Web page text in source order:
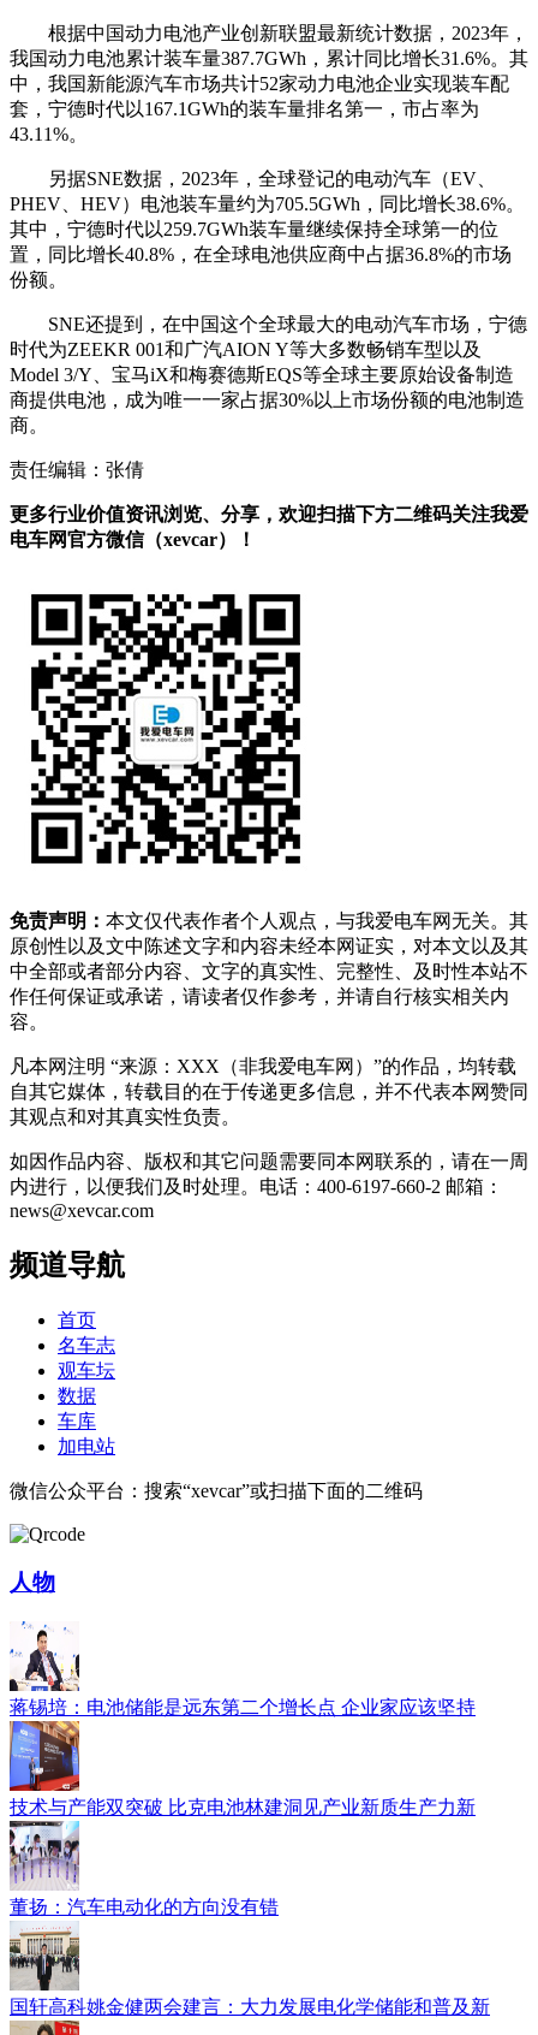
根据中国动力电池产业创新联盟最新统计数据，2023年，
我国动力电池累计装车量387.7GWh，累计同比增长31.6%。 其
中，我国新能源汽车市场共计52家动力电池企业实现装车配
套，宁德时代以167.1GWh的装车量排名第一，市占率为
43.11%。
另据SNE数据，2023年，全球登记的电动汽车（EV、
PHEV、HEV）电池装车量约为705.5GWh，同比增长38.6%。
其中，宁德时代以259.7GWh装车量继续保持全球第一的位
置，同比增长40.8%，在全球电池供应商中占据36.8%的市场
份额。
SNE还提到，在中国这个全球最大的电动汽车市场，宁德
时代为ZEEKR 001和广汽AION Y等大多数畅销车型以及
Model 3/Y、宝马iX和梅赛德斯EQS等全球主要原始设备制造
商提供电池，成为唯一一家占据30%以上市场份额的电池制造
商。
责任编辑：张倩
更多行业价值资讯浏览、分享，欢迎扫描下方二维码关注我爱
电车网官方微信（xevcar）！
免责声明： 本文仅代表作者个人观点，与我爱电车网无关。其
原创性以及文中陈述文字和内容未经本网证实，对本文以及其
中全部或者部分内容、文字的真实性、完整性、及时性本站不
作任何保证或承诺，请读者仅作参考，并请自行核实相关内
容。
凡本网注明 “来源：XXX（非我爱电车网）”的作品，均转载
自其它媒体，转载目的在于传递更多信息，并不代表本网赞同
其观点和对其真实性负责。
如因作品内容、版权和其它问题需要同本网联系的，请在一周
内进行，以便我们及时处理。电话：400-6197-660-2 邮箱：
news@xevcar.com
频道导航
首页
名车志
观车坛
数据
车库
加电站
微信公众平台：搜索“xevcar”或扫描下面的二维码
人物
蒋锡培：电池储能是远东第二个增长点 企业家应该坚持
技术与产能双突破 比克电池林建洞见产业新质生产力新
董扬：汽车电动化的方向没有错
国轩高科姚金健两会建言：大力发展电化学储能和普及新